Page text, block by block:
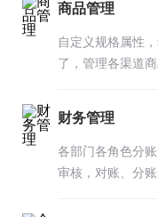
商品管理
自定义规格属性
了，管理各渠道
财务管理
各部门各角色分
审核，对账、分